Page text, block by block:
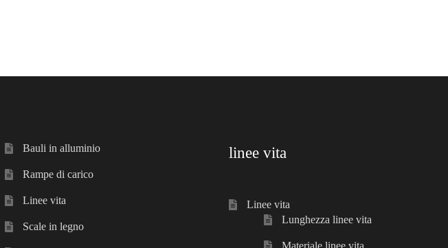
Bauli in alluminio
Rampe di carico
Linee vita
Scale in legno
linee vita
Linee vita
Lunghezza linee vita
Materiale linee vita